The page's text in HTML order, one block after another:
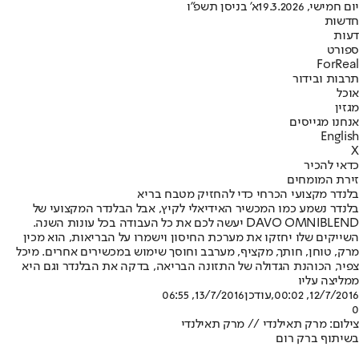
יום חמישי, 19.3.2026
א' בניסן תשפ"ו
חדשות
דעות
ספורט
ForReal
תרבות ובידור
אוכל
מגזין
אנחנו מגייסים
English
X
כדאי להכיר
זירת המומחים
בלנדר מקצועי הכרחי כדי להחזיק מטבח בריא
בלנדר נשמע כמו המכשיר האידיאלי לקיץ, אבל הבלנדר המקצועי של
DAVO OMNIBLEND יעשה לכם את כל העבודה בכל עונות השנה.
השייקים שלו יחזקו את מערכת החיסון וישמרו על הבריאות, הוא מכין
מרק, טוחן, חותך, מקציף, מערבב וחוסך שימוש במכשירים אחרים. מיכל
צפיר, הכוהנת הגדולה של התזונה הבריאה, בדקה את הבלנדר וגם היא
ממליצה עליו
12/7/2016, 00:02
,עודכן13/7/2016, 06:55
0
צילום: מרק תאילנדי // מרק תאילנדי
בשיתוף ברק רום